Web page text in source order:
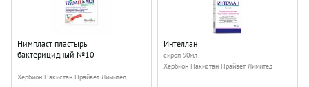
Нимпласт пластырь
бактерицидный №10
Хербион Пакистан Прайвет Лимитед
Интеллан
сироп 90мл
Хербион Пакистан Прайвет Лимитед